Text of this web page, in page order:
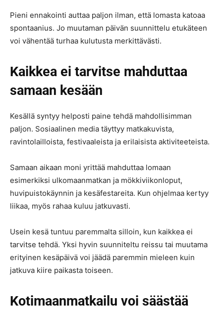
Pieni ennakointi auttaa paljon ilman, että lomasta katoaa
spontaanius. Jo muutaman päivän suunnittelu etukäteen
voi vähentää turhaa kulutusta merkittävästi.
Kaikkea ei tarvitse mahduttaa
samaan kesään
Kesällä syntyy helposti paine tehdä mahdollisimman
paljon. Sosiaalinen media täyttyy matkakuvista,
ravintolailloista, festivaaleista ja erilaisista aktiviteeteista.
Samaan aikaan moni yrittää mahduttaa lomaan
esimerkiksi ulkomaanmatkan ja mökkiviikonloput,
huvipuistokäynnin ja kesäfestareita. Kun ohjelmaa kertyy
liikaa, myös rahaa kuluu jatkuvasti.
Usein kesä tuntuu paremmalta silloin, kun kaikkea ei
tarvitse tehdä. Yksi hyvin suunniteltu reissu tai muutama
erityinen kesäpäivä voi jäädä paremmin mieleen kuin
jatkuva kiire paikasta toiseen.
Kotimaanmatkailu voi säästää